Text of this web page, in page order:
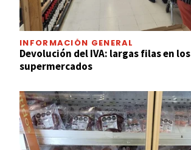
INFORMACIÓN GENERAL
Devolución del IVA: largas filas en los
supermercados